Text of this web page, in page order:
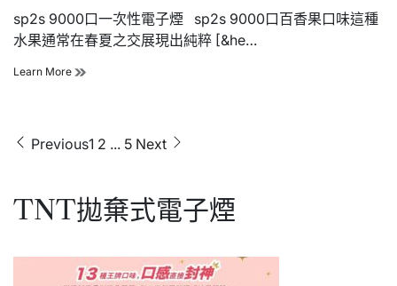
sp2s 9000口一次性電子煙 sp2s 9000口百香果口味這種
水果通常在春夏之交展現出純粹 [&he…
Learn More sp2s
性
煙
百
味
文
分
頁
Previous1 2 ... 5 Next
TNT拋棄式電子煙